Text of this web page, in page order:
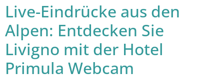
Live-Eindrücke aus den
Alpen: Entdecken Sie
Livigno mit der Hotel
Primula Webcam